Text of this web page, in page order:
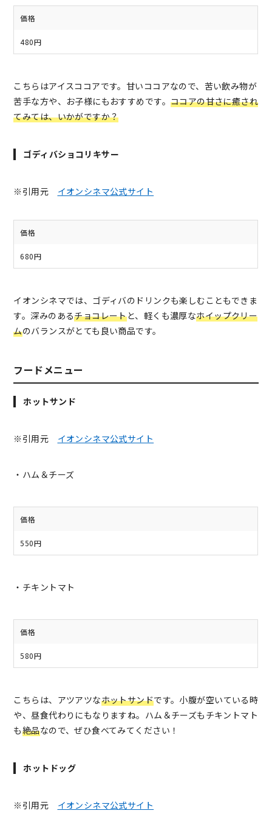
価格
480円
こちらはアイスココアです。甘いココアなので、苦い飲み物が
苦手な方や、お子様にもおすすめです。 ココアの甘さに癒され
てみては、いかがですか？
ゴディバショコリキサー
※引用元 イオンシネマ公式サイト
価格
680円
イオンシネマでは、ゴディバのドリンクも楽しむこともできま
す。深みのあるチョコレートと、軽くも濃厚なホイップクリー
ムのバランスがとても良い商品です。
フードメニュー
ホットサンド
※引用元 イオンシネマ公式サイト
・ハム＆チーズ
価格
550円
・チキントマト
価格
580円
こちらは、アツアツなホットサンドです。小腹が空いている時
や、昼食代わりにもなりますね。ハム＆チーズもチキントマト
も絶品なので、ぜひ食べてみてください！
ホットドッグ
※引用元 イオンシネマ公式サイト